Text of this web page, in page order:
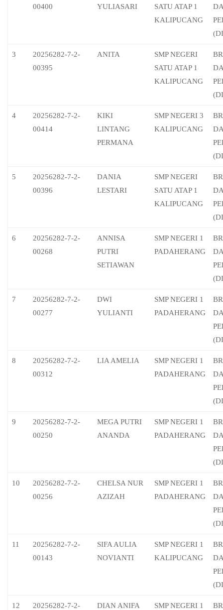
00400
YULIASARI
SATU ATAP 1
KALIPUCANG
3
20256282-7-2-
00395
ANITA
SMP NEGERI
SATU ATAP 1
KALIPUCANG
4
20256282-7-2-
00414
KIKI
LINTANG
PERMANA
SMP NEGERI 3
KALIPUCANG
5
20256282-7-2-
00396
DANIA
LESTARI
SMP NEGERI
SATU ATAP 1
KALIPUCANG
6
20256282-7-2-
00268
ANNISA
PUTRI
SETIAWAN
SMP NEGERI 1
PADAHERANG
7
20256282-7-2-
00277
DWI
YULIANTI
SMP NEGERI 1
PADAHERANG
8
20256282-7-2-
00312
LIA AMELIA
SMP NEGERI 1
PADAHERANG
9
20256282-7-2-
00250
MEGA PUTRI
ANANDA
SMP NEGERI 1
PADAHERANG
10
20256282-7-2-
00256
CHELSA NUR
AZIZAH
SMP NEGERI 1
PADAHERANG
11
20256282-7-2-
00143
SIFA AULIA
NOVIANTI
SMP NEGERI 1
KALIPUCANG
12
20256282-7-2-
DIAN ANIFA
SMP NEGERI 1